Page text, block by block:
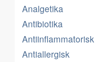
Analgetika
Antibiotika
Antiinflammatorisk
Antiallergisk